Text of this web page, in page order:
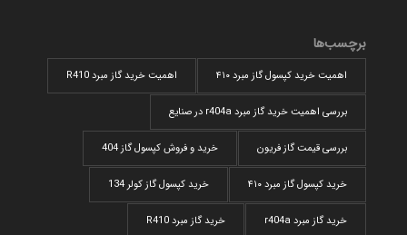
برچسب‌ها
اهمیت خرید کپسول گاز مبرد ۴۱۰ اهمیت خرید گاز مبرد R410
بررسی اهمیت خرید گاز مبرد r404a در صنایع
بررسی قیمت گاز فریون خرید و فروش کپسول گاز 404
خرید کپسول گاز مبرد ۴۱۰ خرید کپسول گاز کولر 134
خرید گاز مبرد r404a خرید گاز مبرد R410